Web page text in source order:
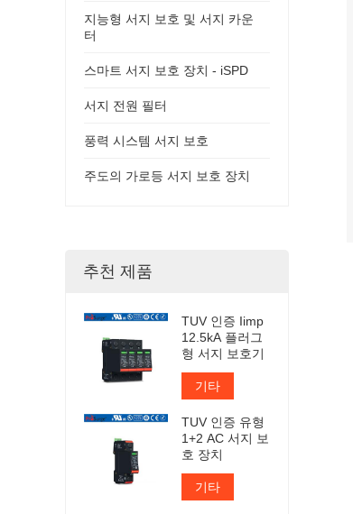
지능형 서지 보호 및 서지 카운
터
스마트 서지 보호 장치 - iSPD
서지 전원 필터
풍력 시스템 서지 보호
주도의 가로등 서지 보호 장치
추천 제품
TUV 인증 Iimp
12.5kA 플러그
형 서지 보호기
기타
TUV 인증 유형
1+2 AC 서지 보
호 장치
기타